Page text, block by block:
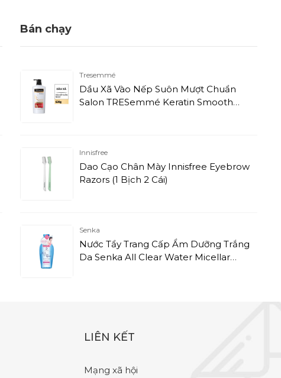
Bán chạy
Tresemmé
Dầu Xã Vào Nếp Suôn Mượt Chuẩn
Salon TRESemmé Keratin Smooth
Innisfree
Dao Cạo Chân Mày Innisfree Eyebrow
Razors (1 Bịch 2 Cái)
Senka
Nước Tẩy Trang Cấp Ẩm Dưỡng Trắng
Da Senka All Clear Water Micellar
LIÊN KẾT
Mạng xã hội